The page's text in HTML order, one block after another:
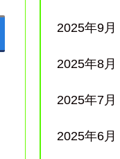
2025年9月
2025年8月
2025年7月
2025年6月